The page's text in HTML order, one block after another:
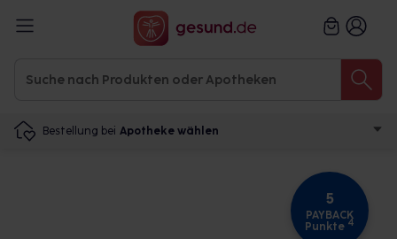
Bestellung bei Apotheke wählen
5
PAYBACK
Punkte 4